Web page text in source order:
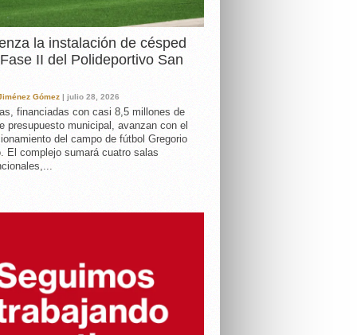
la instalación de césped
II del Polideportivo San
Gómez | julio 28, 2026
financiadas con casi 8,5 millones de
presupuesto municipal, avanzan con el
del campo de fútbol Gregorio
El complejo sumará cuatro salas